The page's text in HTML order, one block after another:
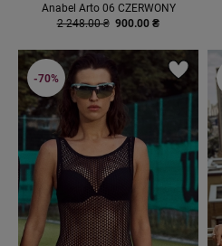
Anabel Arto 06 CZERWONY
2 248.00 ₴ 900.00 ₴
-70%